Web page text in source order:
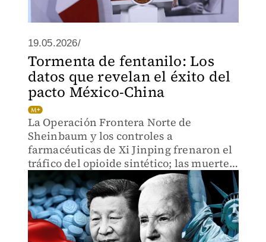
19.05.2026/
Tormenta de fentanilo: Los
datos que revelan el éxito del
pacto México-China
La Operación Frontera Norte de
Sheinbaum y los controles a
farmacéuticas de Xi Jinping frenaron el
tráfico del opioide sintético; las muertes
por consumo cayeron a casi la mitad.